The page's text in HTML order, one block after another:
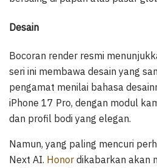
Desain
Bocoran render resmi
seri ini membawa desain yang
pengamat menilai bahasa
iPhone 17 Pro, dengan modul
dan profil bodi yang elegan.
Namun, yang paling mencuri
Next AI. Honor dikabarkan akan